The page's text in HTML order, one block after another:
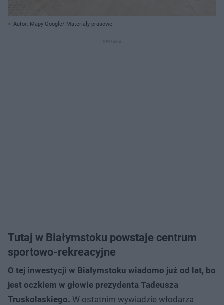
Autor: Mapy Google/ Materiały prasowe
Tutaj w Białymstoku powstaje centrum
sportowo-rekreacyjne
O tej inwestycji w Białymstoku wiadomo już od lat, bo
jest oczkiem w głowie prezydenta Tadeusza
Truskolaskiego. W ostatnim wywiadzie włodarza